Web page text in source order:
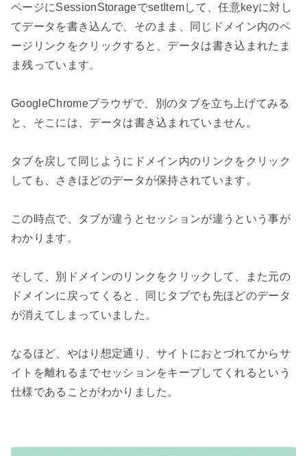
ページにSessionStorageでsetItemして、任意keyに対し
てデータを書き込んで、そのまま、同じドメイン内のペ
ージリンクをクリックすると、データは書き込まれたま
ま残っています。
GoogleChromeブラウザで、別のタブを立ち上げてみる
と、そこには、データは書き込まれていません。
タブを戻して同じようにドメイン内のリンクをクリック
しても、さきほどのデータが保持されています。
この時点で、タブが違うとセッションが違うという事が
わかります。
そして、別ドメインのリンクをクリックして、また元の
ドメインに戻ってくると、同じタブでも先ほどのデータ
が消えてしまっていました。
なるほど、やはり想定通り、サイトにおとづれてからサ
イトを離れるまでセッションをキープしてくれるという
仕様であることがわかりました。